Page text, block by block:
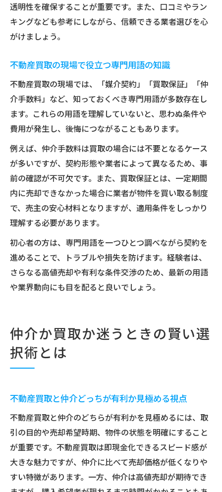
透明性を確保することが重要です。また、口コミやラン
キングなども参考にしながら、信頼できる業者選びを心
がけましょう。
不動産買取の現場で役立つ専門用語の知識
不動産買取の現場では、「媒介契約」「買取保証」「仲
介手数料」など、知っておくべき専門用語が多数存在し
ます。これらの用語を理解していないと、思わぬ条件や
費用が発生し、後悔につながることもあります。
例えば、仲介手数料は買取の場合には不要となるケース
が多いですが、契約形態や業者によって異なるため、事
前の確認が不可欠です。また、買取保証とは、一定期間
内に売却できなかった場合に業者が物件を買い取る制度
で、売主の安心材料となりますが、適用条件をしっかり
理解する必要があります。
初心者の方は、専門用語を一つひとつ調べながら契約を
進めることで、トラブルや損失を防げます。経験者は、
さらなる高値売却や有利な条件交渉のため、最新の用語
や業界動向にも目を配ると良いでしょう。
仲介か買取か迷うときの賢い選
択術とは
不動産買取と仲介どっちが有利か見極める視点
不動産買取と仲介のどちらが有利かを見極めるには、取
引の目的や売却希望時期、物件の状態を明確にすること
が重要です。不動産買取は即現金化できるスピード感が
大きな魅力ですが、仲介に比べて売却価格が低くなりや
すい特徴があります。一方、仲介は高値売却が期待でき